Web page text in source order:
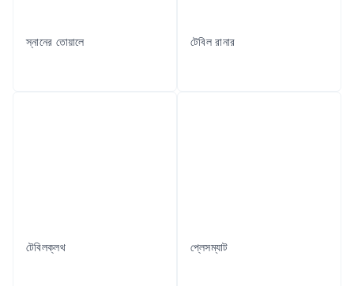
স্নানের তোয়ালে টেবিল রানার
টেবিলক্লথ প্লেসম্যাট